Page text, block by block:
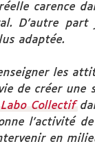
carence
D’autre
adaptée.
les
de créer
Collectif
l’activité
en